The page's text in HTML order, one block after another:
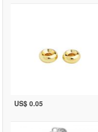
US$ 0.05